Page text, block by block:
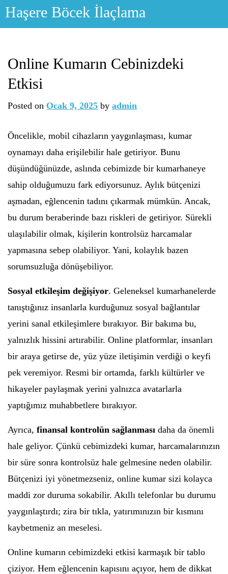
Skip
Haşere Böcek İlaçlama
Online Kumarın Cebinizdeki
Etkisi
Posted on Ocak 9, 2025 by admin
Öncelikle, mobil cihazların yaygınlaşması, kumar
oynamayı daha erişilebilir hale getiriyor. Bunu
düşündüğünüzde, aslında cebimizde bir kumarhaneye
sahip olduğumuzu fark ediyorsunuz. Aylık bütçenizi
aşmadan, eğlencenin tadını çıkarmak mümkün. Ancak,
bu durum beraberinde bazı riskleri de getiriyor. Sürekli
ulaşılabilir olmak, kişilerin kontrolsüz harcamalar
yapmasına sebep olabiliyor. Yani, kolaylık bazen
sorumsuzluğa dönüşebiliyor.
Sosyal etkileşim değişiyor. Geleneksel kumarhanelerde
tanıştığınız insanlarla kurduğunuz sosyal bağlantılar
yerini sanal etkileşimlere bırakıyor. Bir bakıma bu,
yalnızlık hissini artırabilir. Online platformlar, insanları
bir araya getirse de, yüz yüze iletişimin verdiği o keyfi
pek veremiyor. Resmi bir ortamda, farklı kültürler ve
hikayeler paylaşmak yerini yalnızca avatarlarla
yaptığımız muhabbetlere bırakıyor.
Ayrıca, finansal kontrolün sağlanması daha da önemli
hale geliyor. Çünkü cebimizdeki kumar, harcamalarınızın
bir süre sonra kontrolsüz hale gelmesine neden olabilir.
Bütçenizi iyi yönetmezseniz, online kumar sizi kolayca
maddi zor duruma sokabilir. Akıllı telefonlar bu durumu
yaygınlaştırdı; zira bir tıkla, yatırımınızın bir kısmını
kaybetmeniz an meselesi.
Online kumarın cebimizdeki etkisi karmaşık bir tablo
çiziyor. Hem eğlencenin kapısını açıyor, hem de dikkat